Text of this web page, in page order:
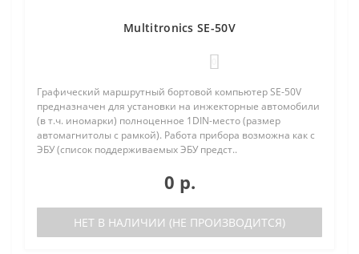
Multitronics SE-50V
Графический маршрутный бортовой компьютер SE-50V
предназначен для установки на инжекторные автомобили
(в т.ч. иномарки) полноценное 1DIN-место (размер
автомагнитолы с рамкой). Работа прибора возможна как с
ЭБУ (список поддерживаемых ЭБУ предст..
0 р.
НЕТ В НАЛИЧИИ (НЕ ПРОИЗВОДИТСЯ)